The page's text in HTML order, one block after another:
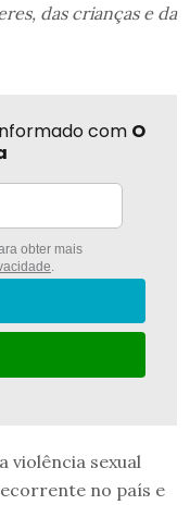
das crianças e da
com O
obter mais
violência sexual
no país e